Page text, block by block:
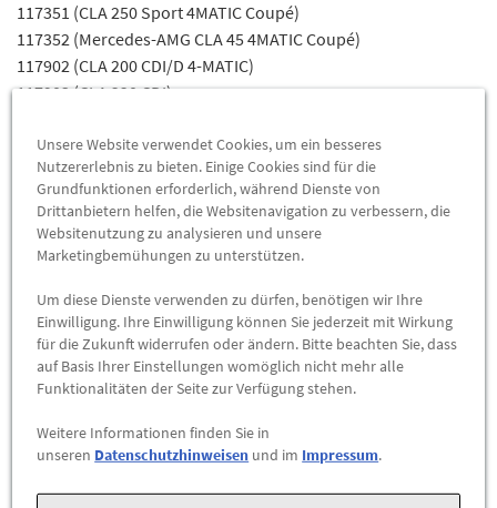
117351 (CLA 250 Sport 4MATIC Coupé)
117352 (Mercedes-AMG CLA 45 4MATIC Coupé)
117902 (CLA 200 CDI/D 4-MATIC)
117903 (CLA 220 CDI)
117908 (CLA 200 CDI)
117912 (CLA 180 CDI/D)
117942 (CLA 180)
117943 (CLA 200)
117944 (CLA 250)
117947 (CLA 220 4-MATIC)
117951 (CLA 250 SPORT 4-MATIC)
117952 (CLA 45 AMG)
156902 (GLA 200 CDI 4MATIC / GLA 200 d 4MATIC)
156905 (GLA 220 CDI 4MATIC / GLA 220 d 4MATIC)
156908 (GLA 200 CDI / GLA 200 d)
156912 (GLA 180 CDI / GLA 180 d)
Unsere Website verwendet Cookies, um ein besseres
Nutzererlebnis zu bieten. Einige Cookies sind für die
Grundfunktionen erforderlich, während Dienste von
Drittanbietern helfen, die Websitenavigation zu verbessern, die
Websitenutzung zu analysieren und unsere
Marketingbemühungen zu unterstützen.
Um diese Dienste verwenden zu dürfen, benötigen wir Ihre
Einwilligung. Ihre Einwilligung können Sie jederzeit mit Wirkung
für die Zukunft widerrufen oder ändern. Bitte beachten Sie, dass
auf Basis Ihrer Einstellungen womöglich nicht mehr alle
Funktionalitäten der Seite zur Verfügung stehen.
Weitere Informationen finden Sie in
unseren Datenschutzhinweisen und im Impressum.